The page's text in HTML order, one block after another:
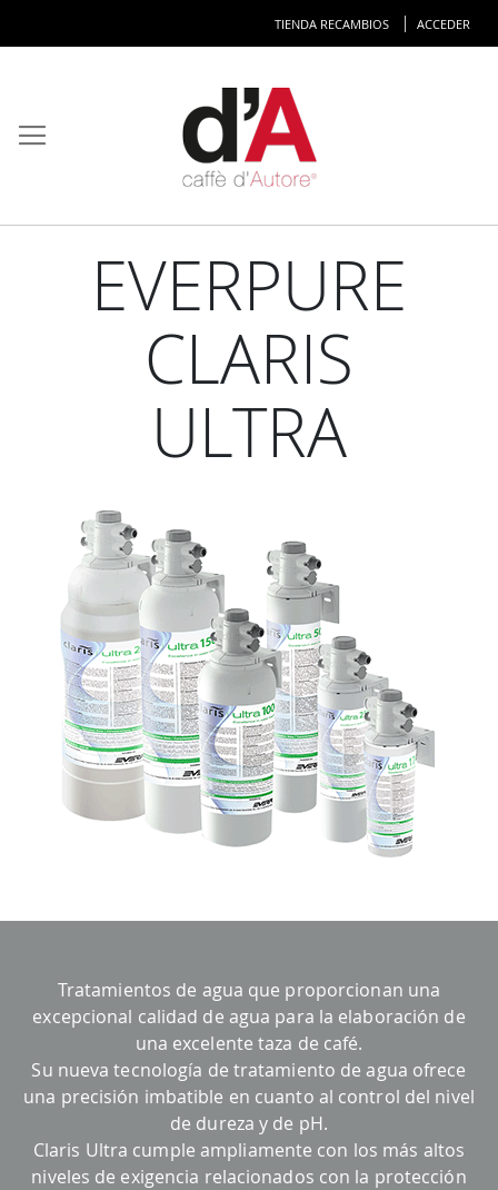
TIENDA RECAMBIOS ACCEDER
al
EVERPURE
CLARIS
ULTRA
Tratamientos de agua que proporcionan una
excepcional calidad de agua para la elaboración de
una excelente taza de café.
Su nueva tecnología de tratamiento de agua ofrece
una precisión imbatible en cuanto al control del nivel
de dureza y de pH.
Claris Ultra cumple ampliamente con los más altos
niveles de exigencia relacionados con la protección